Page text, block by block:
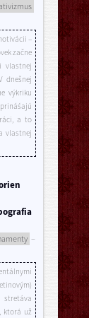
–
začne
vlastnej
dnešnej
výkriku
a to
vlastnej
–
stretáva
ktorá už